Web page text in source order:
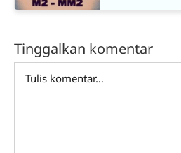
Tinggalkan komentar